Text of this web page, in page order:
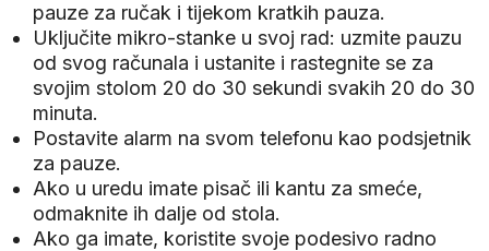
pauze za ručak i tijekom kratkih pauza.
Uključite mikro-stanke u svoj rad: uzmite pauzu
od svog računala i ustanite i rastegnite se za
svojim stolom 20 do 30 sekundi svakih 20 do 30
minuta.
Postavite alarm na svom telefonu kao podsjetnik
za pauze.
Ako u uredu imate pisač ili kantu za smeće,
odmaknite ih dalje od stola.
Ako ga imate, koristite svoje podesivo radno